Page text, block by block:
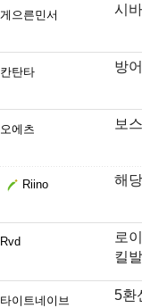
게으른민서 시
칸탄타 방
오에츠 보
Riino 해
Rvd
로
킬
타이트네이브 5환